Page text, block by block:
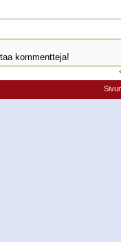
kommentteja!